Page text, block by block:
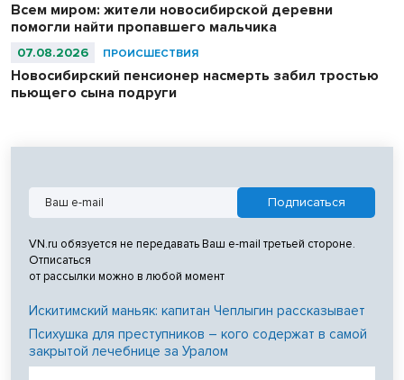
Всем миром: жители новосибирской деревни
помогли найти пропавшего мальчика
07.08.2026 ПРОИСШЕСТВИЯ
Новосибирский пенсионер насмерть забил тростью
пьющего сына подруги
VN.ru обязуется не передавать Ваш e-mail третьей стороне.
Отписаться
от рассылки можно в любой момент
Искитимский маньяк: капитан Чеплыгин рассказывает
Психушка для преступников – кого содержат в самой
закрытой лечебнице за Уралом